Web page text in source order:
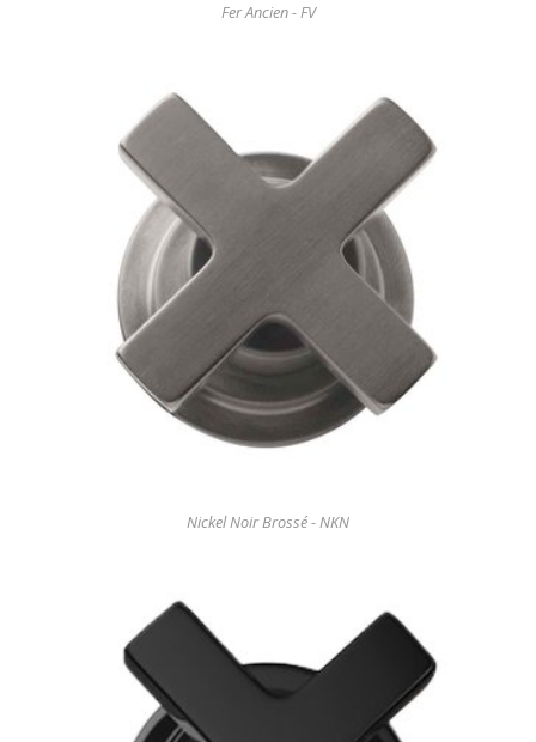
Fer Ancien - FV
Nickel Noir Brossé - NKN